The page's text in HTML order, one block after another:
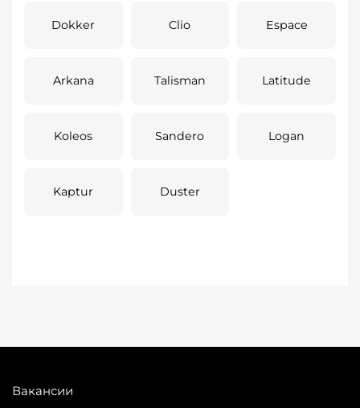
Dokker Clio Espace
Arkana Talisman Latitude
Koleos Sandero Logan
Kaptur Duster
Вакансии